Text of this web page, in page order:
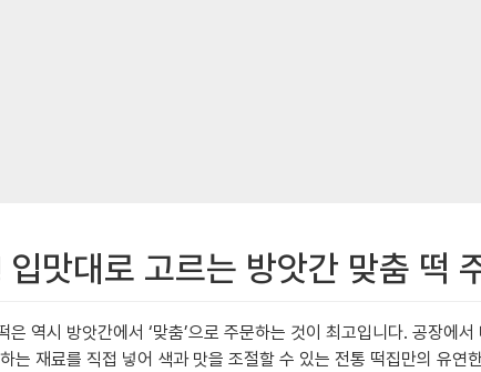
맛대로 고르는 방앗간 맞춤 떡
역시 방앗간에서 ‘맞춤’으로 주문하는 것이 최고입니다. 공장
는 재료를 직접 넣어 색과 맛을 조절할 수 있는 전통 떡집만의 유